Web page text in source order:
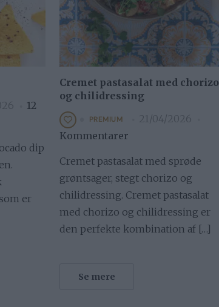
12
dip
er
Cremet pastasalat med chorizo
og chilidressing
PREMIUM
21/04/2026
Kommentarer
Cremet pastasalat med sprøde
grøntsager, stegt chorizo og
chilidressing. Cremet pastasalat
med chorizo og chilidressing er
den perfekte kombination af […]
Se mere